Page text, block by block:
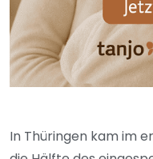
In Thüringen kam im